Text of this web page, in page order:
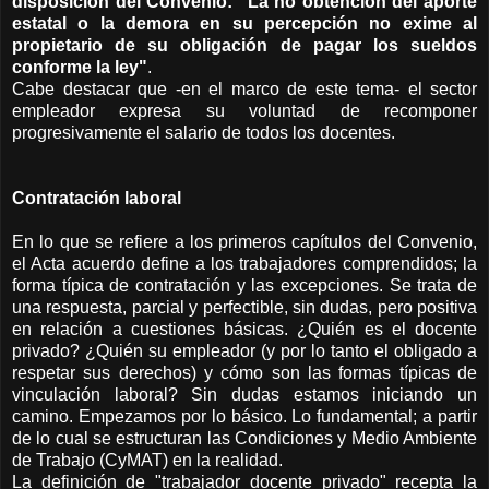
estatal o la demora en su percepción no exime al
propietario de su obligación de pagar los sueldos
conforme la ley".
Cabe destacar que -en el marco de este tema- el sector
empleador expresa su voluntad de recomponer
progresivamente el salario de todos los docentes.
Contratación laboral
En lo que se refiere a los primeros capítulos del Convenio,
el Acta acuerdo define a los trabajadores comprendidos; la
forma típica de contratación y las excepciones. Se trata de
una respuesta, parcial y perfectible, sin dudas, pero positiva
en relación a cuestiones básicas. ¿Quién es el docente
privado? ¿Quién su empleador (y por lo tanto el obligado a
respetar sus derechos) y cómo son las formas típicas de
vinculación laboral? Sin dudas estamos iniciando un
camino. Empezamos por lo básico. Lo fundamental; a partir
de lo cual se estructuran las Condiciones y Medio Ambiente
de Trabajo (CyMAT) en la realidad.
La definición de "trabajador docente privado" recepta la